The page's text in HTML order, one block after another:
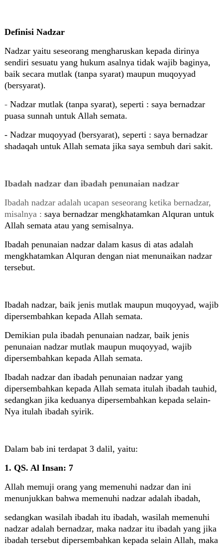
Definisi Nadzar
Nadzar yaitu seseorang mengharuskan kepada dirinya
sendiri sesuatu yang hukum asalnya tidak wajib baginya,
baik secara mutlak (tanpa syarat) maupun muqoyyad
(bersyarat).
- Nadzar mutlak (tanpa syarat), seperti : saya bernadzar
puasa sunnah untuk Allah semata.
- Nadzar muqoyyad (bersyarat), seperti : saya bernadzar
shadaqah untuk Allah semata jika saya sembuh dari sakit.
Ibadah nadzar dan ibadah penunaian nadzar
Ibadah nadzar adalah ucapan seseorang ketika bernadzar,
misalnya : saya bernadzar mengkhatamkan Alquran untuk
Allah semata atau yang semisalnya.
Ibadah penunaian nadzar dalam kasus di atas adalah
mengkhatamkan Alquran dengan niat menunaikan nadzar
tersebut.
Ibadah nadzar, baik jenis mutlak maupun muqoyyad, wajib
dipersembahkan kepada Allah semata.
Demikian pula ibadah penunaian nadzar, baik jenis
penunaian nadzar mutlak maupun muqoyyad, wajib
dipersembahkan kepada Allah semata.
Ibadah nadzar dan ibadah penunaian nadzar yang
dipersembahkan kepada Allah semata itulah ibadah tauhid,
sedangkan jika keduanya dipersembahkan kepada selain-
Nya itulah ibadah syirik.
Dalam bab ini terdapat 3 dalil, yaitu:
1. QS. Al Insan: 7
Allah memuji orang yang memenuhi nadzar dan ini
menunjukkan bahwa memenuhi nadzar adalah ibadah,
sedangkan wasilah ibadah itu ibadah, wasilah memenuhi
nadzar adalah bernadzar, maka nadzar itu ibadah yang jika
ibadah tersebut dipersembahkan kepada selain Allah, maka